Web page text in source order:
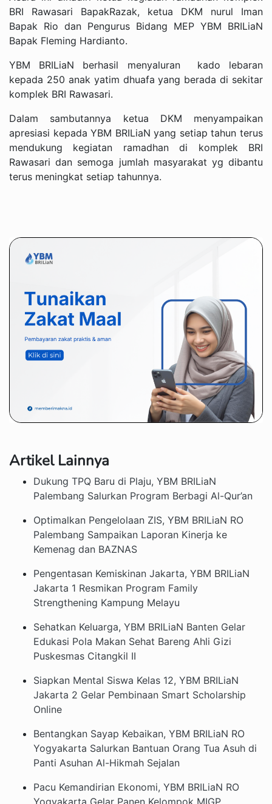
BRI Rawasari BapakRazak, ketua DKM nurul Iman
Bapak Rio dan Pengurus Bidang MEP YBM BRILiaN
Bapak Fleming Hardianto.
YBM BRILiaN berhasil menyaluran kado lebaran
kepada 250 anak yatim dhuafa yang berada di sekitar
komplek BRI Rawasari.
Dalam sambutannya ketua DKM menyampaikan
apresiasi kepada YBM BRILiaN yang setiap tahun terus
mendukung kegiatan ramadhan di komplek BRI
Rawasari dan semoga jumlah masyarakat yg dibantu
terus meningkat setiap tahunnya.
Artikel Lainnya
Dukung TPQ Baru di Plaju, YBM BRILiaN
Palembang Salurkan Program Berbagi Al-Qur’an
Optimalkan Pengelolaan ZIS, YBM BRILiaN RO
Palembang Sampaikan Laporan Kinerja ke
Kemenag dan BAZNAS
Pengentasan Kemiskinan Jakarta, YBM BRILiaN
Jakarta 1 Resmikan Program Family
Strengthening Kampung Melayu
Sehatkan Keluarga, YBM BRILiaN Banten Gelar
Edukasi Pola Makan Sehat Bareng Ahli Gizi
Puskesmas Citangkil II
Siapkan Mental Siswa Kelas 12, YBM BRILiaN
Jakarta 2 Gelar Pembinaan Smart Scholarship
Online
Bentangkan Sayap Kebaikan, YBM BRILiaN RO
Yogyakarta Salurkan Bantuan Orang Tua Asuh di
Panti Asuhan Al-Hikmah Sejalan
Pacu Kemandirian Ekonomi, YBM BRILiaN RO
Yogyakarta Gelar Panen Kelompok MIGP